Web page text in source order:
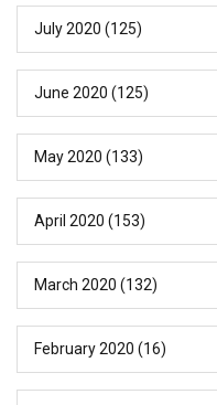
July 2020 (125)
June 2020 (125)
May 2020 (133)
April 2020 (153)
March 2020 (132)
February 2020 (16)